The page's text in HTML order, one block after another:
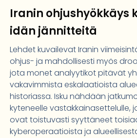
Iranin ohjushyökkäys
idän jännitteitä
Lehdet kuvailevat Iranin
ohjus- ja mahdollisesti myös
jota monet analyytikot pitävät
vakavimmista eskalaatioista
historiassa. Isku nähdään
kyteneelle vastakkainasettelulle,
ovat toistuvasti syyttäneet
kyberoperaatioista ja